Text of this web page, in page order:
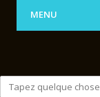
MENU